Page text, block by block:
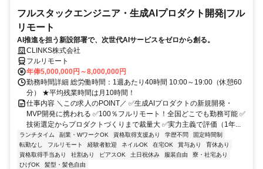
フルスタックエンジニア・生成AIプロダクト開発|フル
リモート
AI推進を担う新設部署で、次世代AIサービスをゼロから創る。
CLINKS株式会社
フルリモート
年俸5,000,000円～8,000,000円
勤務時間詳細 総労働時間：1週あたり40時間 10:00～19:00（休憩60
分） ★平均残業時間は月10時間！
仕事内容 ＼この求人のPOINT／ ✅生成AIプロダクトの新規開発・
MVP開発に携われる ✅100％フルリモート！全国どこでも勤務可能 ✅
技術選定からプロダクトづくりまで裁量大 ✅実力主義で評価（1年...
ランチタイム 副業・WワークOK 資格取得支援あり 学歴不問
固定時間制
転勤なし
フルリモート 経験者歓迎 ネイルOK 在宅OK 賞与あり
育休あり
資格取得手当あり
社割あり ピアスOK 土日祝休み 服装自由
寮・社宅あり
ひげOK
髪型・髪色自由